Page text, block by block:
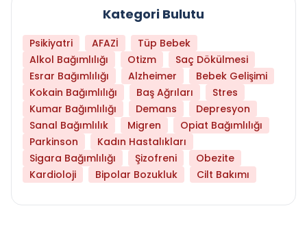
Kategori Bulutu
Psikiyatri AFAZİ
Tüp Bebek
Alkol Bağımlılığı
Otizm
Saç Dökülmesi
Esrar Bağımlılığı
Alzheimer
Bebek Gelişimi
Kokain Bağımlılığı
Baş Ağrıları
Stres
Kumar Bağımlılığı
Demans
Depresyon
Sanal Bağımlılık
Migren
Opiat Bağımlılığı
Parkinson
Kadın Hastalıkları
Sigara Bağımlılığı
Şizofreni
Obezite
Kardioloji
Bipolar Bozukluk Cilt Bakımı